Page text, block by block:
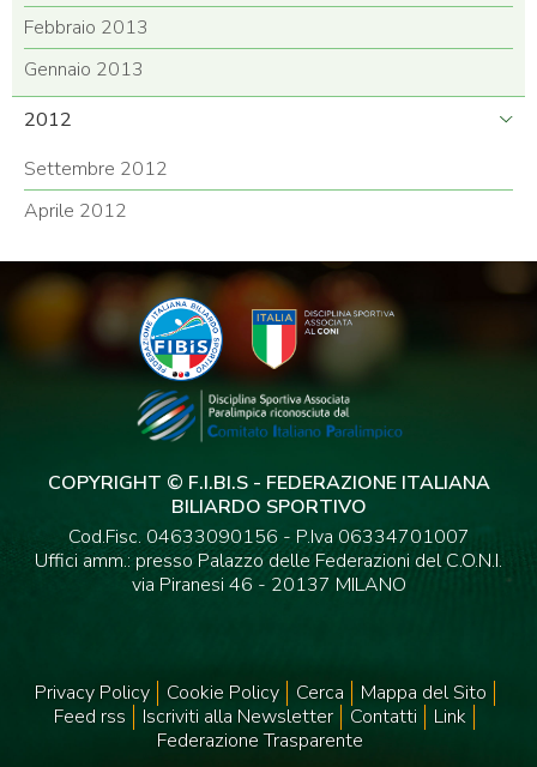
Febbraio 2013
Gennaio 2013
2012
Settembre 2012
Aprile 2012
COPYRIGHT © F.I.BI.S - FEDERAZIONE ITALIANA
BILIARDO SPORTIVO
Cod.Fisc. 04633090156 - P.Iva 06334701007
Uffici amm.: presso Palazzo delle Federazioni del C.O.N.I.
via Piranesi 46 - 20137 MILANO
Privacy Policy Cookie Policy Cerca
Mappa del Sito
Feed rss
Iscriviti alla Newsletter Contatti
Link
Federazione Trasparente